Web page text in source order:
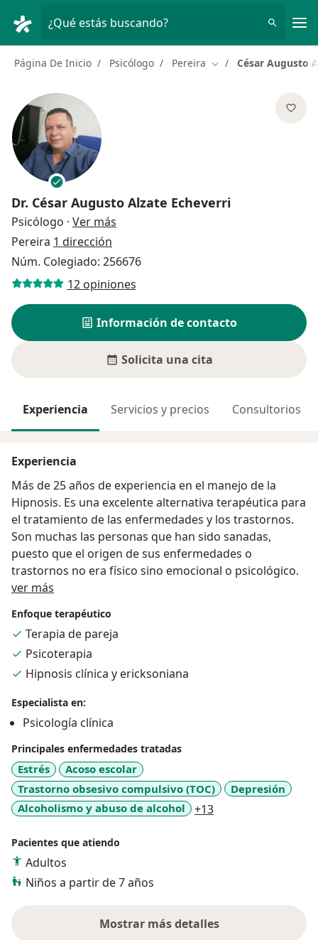
¿Qué estás buscando?
Página De Inicio Psicólogo Pereira Cambiar de ciudad
César Augusto
Dr. César Augusto Alzate Echeverri
Psicólogo · Ver más
Pereira 1 dirección
Núm. Colegiado: 256676
12 opiniones
Información de contacto
Solicita una cita
Experiencia Servicios y precios Consultorios
Experiencia
Más de 25 años de experiencia en el manejo de la
Hipnosis. Es una excelente alternativa terapéutica para
el tratamiento de las enfermedades y los trastornos.
Son muchas las personas que han sido sanadas,
puesto que el origen de sus enfermedades o
trastornos no era físico sino emocional o psicológico.
ver más
Enfoque terapéutico
Terapia de pareja
Psicoterapia
Hipnosis clínica y ericksoniana
Especialista en:
Psicología clínica
Principales enfermedades tratadas
Estrés
Acoso escolar
Trastorno obsesivo compulsivo (TOC)
Depresión
Alcoholismo y abuso de alcohol
+13
Pacientes que atiendo
Adultos
Niños a partir de 7 años
Mostrar más detalles
sobre la experiencia